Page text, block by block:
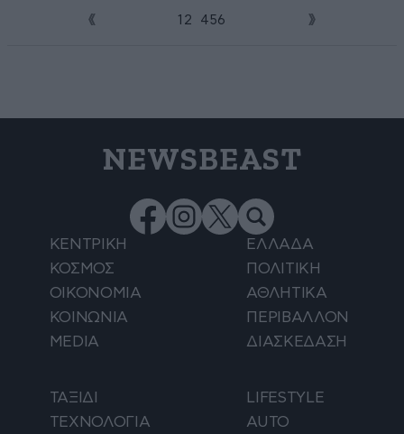
1 2 4 56
NEWSBEAST
ΚΕΝΤΡΙΚΗ
ΕΛΛΑΔΑ
ΚΟΣΜΟΣ
ΠΟΛΙΤΙΚΗ
ΟΙΚΟΝΟΜΙΑ
ΑΘΛΗΤΙΚΑ
ΚΟΙΝΩΝΙΑ
ΠΕΡΙΒΑΛΛΟΝ
MEDIA
ΔΙΑΣΚΕΔΑΣΗ
ΤΑΞΙΔΙ
LIFESTYLE
ΤΕΧΝΟΛΟΓΙΑ
AUTO